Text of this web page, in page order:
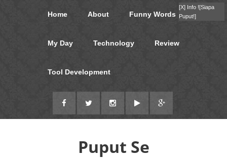
Home About Funny Words
My Day Technology Review
Tool Development
Puput Se
[X] Info ![Siapa
Puput!]